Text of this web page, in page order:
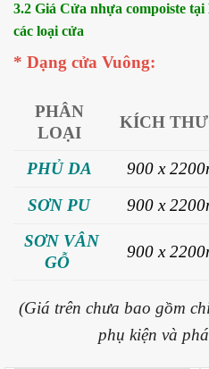
3.2 Giá Cửa nhựa compoiste
các loại cửa
* Dạng cửa Vuông:
PHÂN
LOẠI
KÍCH
PHỦ DA 900x
SƠN PU
900 x
SƠN VÂN
GỖ
900 x
(Giá trên chưa bao gồm
phụ kiện và